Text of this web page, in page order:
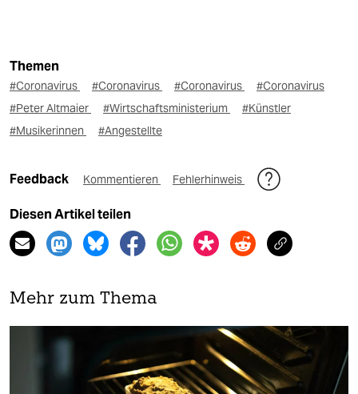
Themen
#Coronavirus #Coronavirus #Coronavirus
#Coronavirus
#Peter Altmaier
#Wirtschaftsministerium
#Künstler
#Musikerinnen
#Angestellte
Feedback Kommentieren Fehlerhinweis
Diesen Artikel teilen
Mehr zum Thema